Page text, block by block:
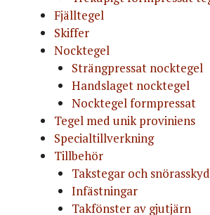
Fjälltegel
Skiffer
Nocktegel
Strängpressat nocktegel
Handslaget nocktegel
Nocktegel formpressat
Tegel med unik proviniens
Specialtillverkning
Tillbehör
Takstegar och
Infästningar
Takfönster av gjutjärn